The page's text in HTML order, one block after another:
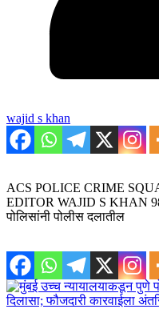
wajid s khan
ACS POLICE CRIME
EDITOR WAJID S KHAN
पोलिसांनी पोलीस दलातील